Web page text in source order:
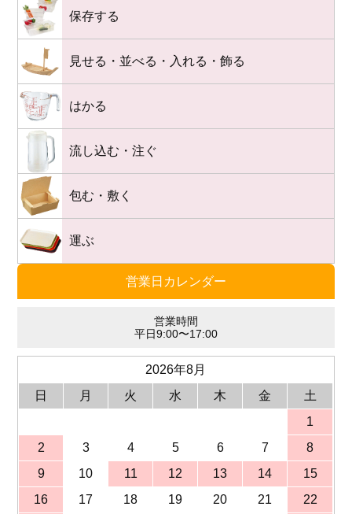
営業日カレンダー
営業時間
平日9:00〜17:00
2026年8月
日
月 火 水 木 金
土
1
2
3 4 5 6 7
8
9
10 11 12 13 14
15
16
17 18 19 20 21
22
保存する
見せる・並べる・入れる・飾る
はかる
流し込む・注ぐ
包む・敷く
運ぶ